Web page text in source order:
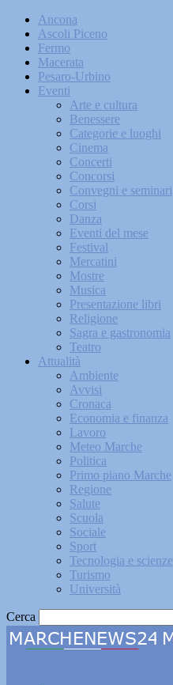
Ancona
Ascoli Piceno
Fermo
Macerata
Pesaro-Urbino
Eventi
Arte e cultura
Benessere
Categorie e luoghi
Cinema
Concerti
Concorsi
Convegni e seminari
Corsi
Danza
Eventi del mese
Festival
Mercatini
Mostre
Musica
Presentazione libri
Religione
Sagra e gastronomia
Teatro
Attualità
Ambiente
Avvisi
Cronaca
Economia e finanza
Lavoro
Meteo Marche
Politica
Primo piano Marche
Regione
Salute
Scuola
Sociale
Sport
Tecnologia e scienze
Turismo
Università
Cerca